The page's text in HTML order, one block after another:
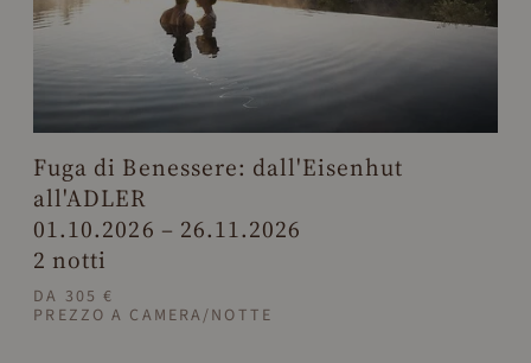
Fuga di Benessere: dall'Eisenhut
all'ADLER
01.10.2026 – 26.11.2026
2 notti
DA 305 €
PREZZO A CAMERA/NOTTE